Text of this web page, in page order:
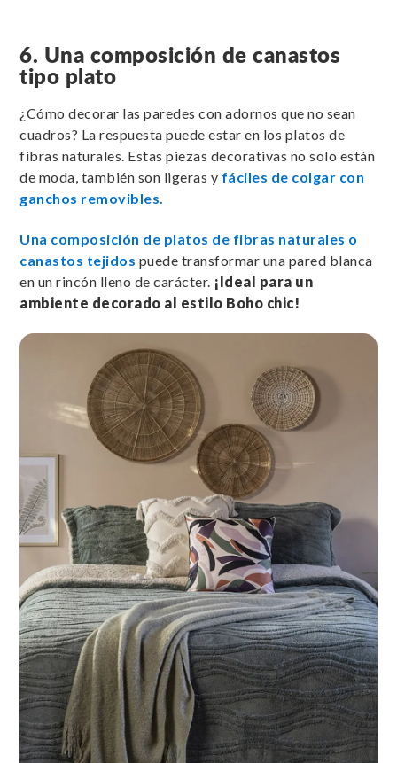
6. Una composición de canastos
tipo plato
¿Cómo decorar las paredes con adornos que no sean
cuadros? La respuesta puede estar en los platos de
fibras naturales. Estas piezas decorativas no solo están
de moda, también son ligeras y fáciles de colgar con
ganchos removibles.
Una composición de platos de fibras naturales o
canastos tejidos puede transformar una pared blanca
en un rincón lleno de carácter. ¡Ideal para un
ambiente decorado al estilo Boho chic!